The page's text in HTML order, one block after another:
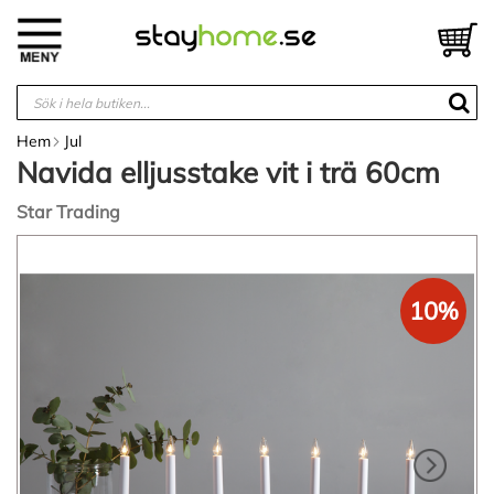
innehållet
Hem Jul
Navida elljusstake vit i trä 60cm
Star Trading
10%